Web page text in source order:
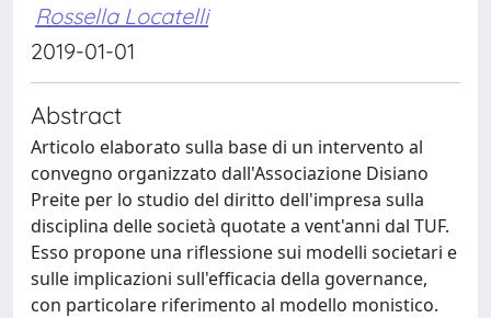
Rossella Locatelli
2019-01-01
Abstract
Articolo elaborato sulla base di un intervento al
convegno organizzato dall'Associazione Disiano
Preite per lo studio del diritto dell'impresa sulla
disciplina delle società quotate a vent'anni dal TUF.
Esso propone una riflessione sui modelli societari e
sulle implicazioni sull'efficacia della governance,
con particolare riferimento al modello monistico.